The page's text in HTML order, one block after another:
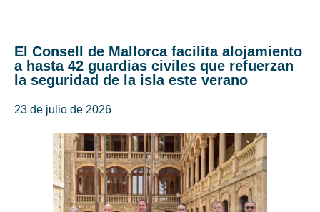
El Consell de Mallorca facilita alojamiento
a hasta 42 guardias civiles que refuerzan
la seguridad de la isla este verano
23 de julio de 2026